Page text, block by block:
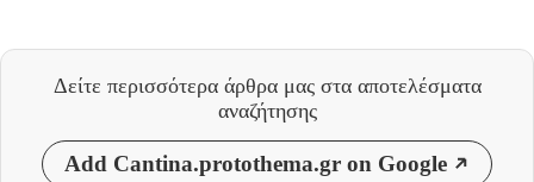
Δείτε περισσότερα άρθρα μας στα αποτελέσματα
αναζήτησης
Add Cantina.protothema.gr on Google